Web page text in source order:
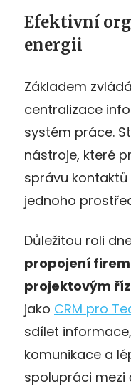
Efektivní
energii
Základem
centralizace
systém práce.
nástroje, které
správu
jednoho
Důležitou roli
propojení
projektovým
jako CRM pro
sdílet
komunikace a
spolupráci mezi